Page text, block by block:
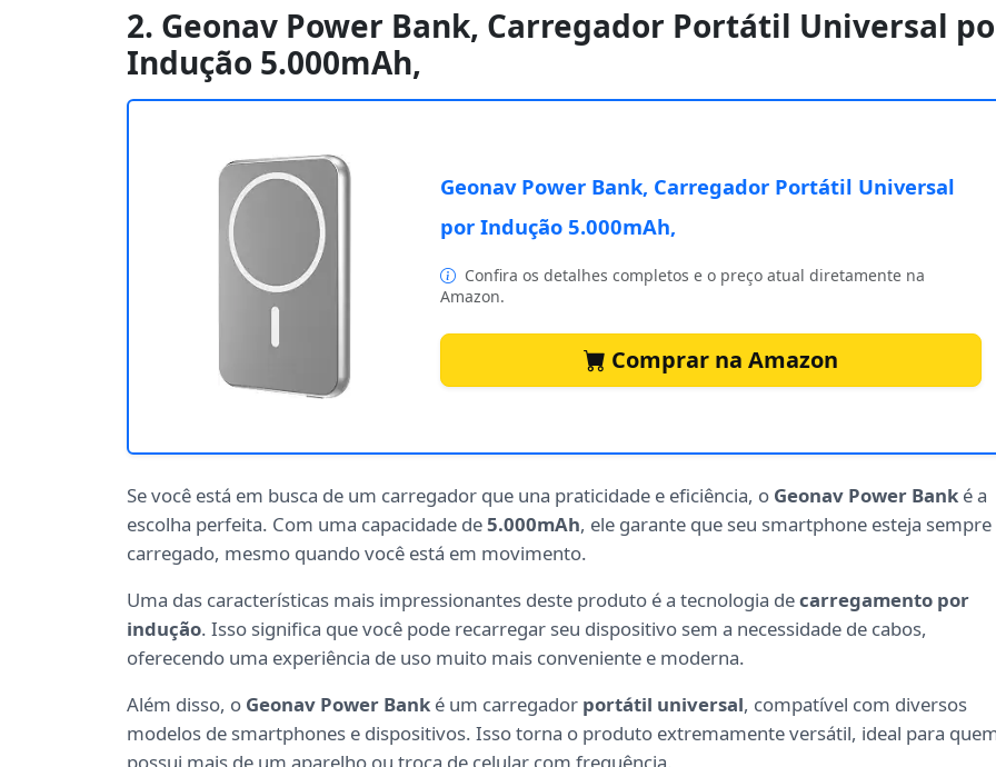
2. Geonav Power Bank, Carregador Portátil Universal
Indução 5.000mAh,
Geonav Power Bank, Carregador Portátil Universal
por Indução 5.000mAh,
Confira os detalhes completos e o preço atual diretamente na
Amazon.
Comprar na Amazon
Se você está em busca de um carregador que una praticidade e eficiência, o Geonav Power Bank é a
escolha perfeita. Com uma capacidade de5.000mAh, ele garante que seu smartphone esteja sempre
carregado, mesmo quando você está em movimento.
Uma das características mais impressionantes deste produto é a tecnologia decarregamento por
indução. Isso significa que você pode recarregar seu dispositivo sem a necessidade de cabos,
oferecendo uma experiência de uso muito mais conveniente e moderna.
Além disso, o Geonav Power Bank é um carregador portátil universal, compatível com diversos
modelos de smartphones e dispositivos. Isso torna o produto extremamente versátil, ideal para